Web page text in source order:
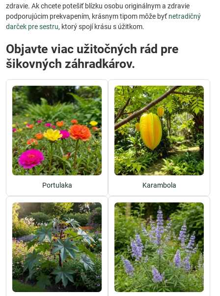
zdravie. Ak chcete potešiť blízku osobu originálnym a zdravie
podporujúcim prekvapením, krásnym tipom môže byť netradičný
darček pre sestru, ktorý spojí krásu s úžitkom.
Objavte viac užitočných rád pre
šikovných záhradkárov.
Portulaka Karambola